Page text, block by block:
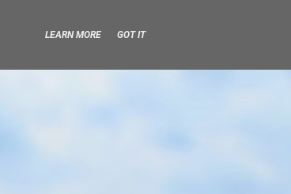
LEARN MORE GOT IT